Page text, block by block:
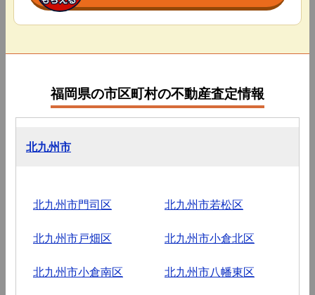
福岡県の市区町村の不動産査定情報
北九州市
北九州市門司区 北九州市若松区
北九州市戸畑区 北九州市小倉北区
北九州市小倉南区 北九州市八幡東区